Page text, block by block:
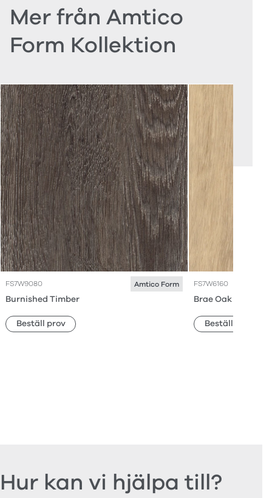
Mer från Amtico
Form Kollektion
FS7W9080 Amtico Form
Burnished Timber
Beställ prov
FS7W6160
Brae Oak
Beställ prov
Hur kan vi hjälpa till?